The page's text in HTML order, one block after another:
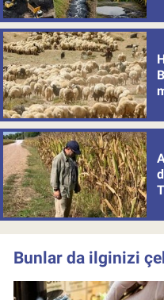
Bunlar da ilginizi